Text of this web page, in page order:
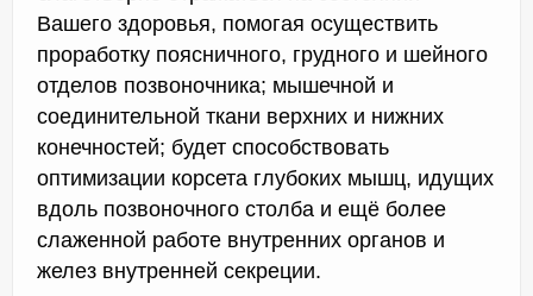
Вашего здоровья, помогая осуществить
проработку поясничного, грудного и шейного
отделов позвоночника; мышечной и
соединительной ткани верхних и нижних
конечностей; будет способствовать
оптимизации корсета глубоких мышц, идущих
вдоль позвоночного столба и ещё более
слаженной работе внутренних органов и
желез внутренней секреции.